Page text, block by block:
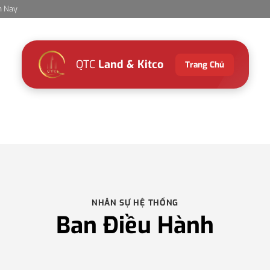
Nay
QTC Land & Kitco Trang Chủ
NHÂN SỰ HỆ THỐNG
Ban Điều Hành